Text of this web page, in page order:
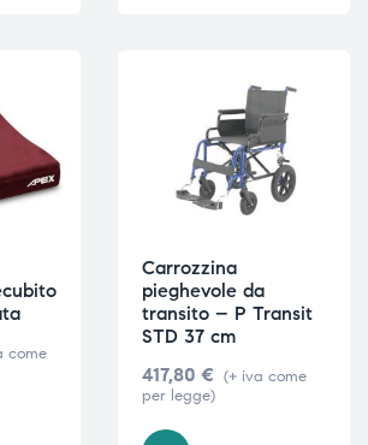
come
Carrozzina
pieghevole da
transito – P Transit
STD 37 cm
417,80 € (+ iva come
per legge)